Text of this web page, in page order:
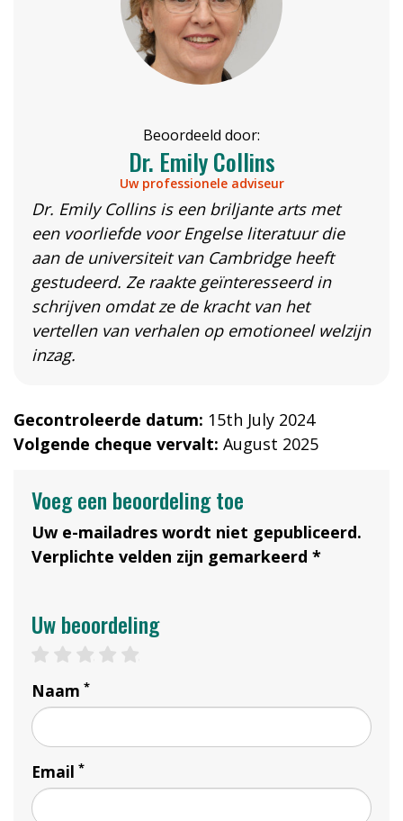
Beoordeeld door:
Dr. Emily Collins
Uw professionele adviseur
Dr. Emily Collins is een briljante arts met
een voorliefde voor Engelse literatuur die
aan de universiteit van Cambridge heeft
gestudeerd. Ze raakte geïnteresseerd in
schrijven omdat ze de kracht van het
vertellen van verhalen op emotioneel welzijn
inzag.
Gecontroleerde datum: 15th July 2024
Volgende cheque vervalt: August 2025
Voeg een beoordeling toe
Uw e-mailadres wordt niet gepubliceerd.
Verplichte velden zijn gemarkeerd *
Uw beoordeling
4 stars
3 stars
2 stars
1 star
Naam *
Email *